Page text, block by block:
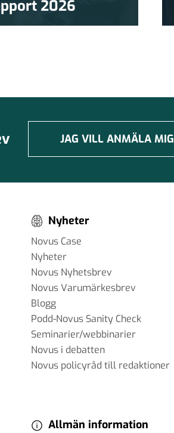
2026
JAG VILL ANMÄLA MIG
Nyheter
Novus Case
Nyheter
Novus Nyhetsbrev
Novus Varumärkesbrev
Blogg
Podd-Novus Sanity Check
Seminarier/webbinarier
Novus i debatten
Novus policyråd till redaktioner
Allmän information